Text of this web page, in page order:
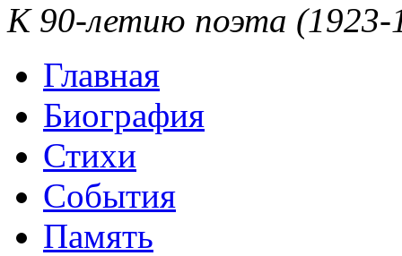
К 90-летию поэта (1923-
Главная
Биография
Стихи
События
Память